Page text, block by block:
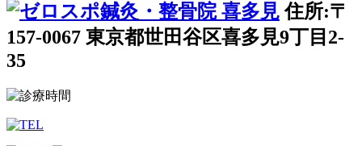
住所:〒
157-0067 東京都世田谷区喜多見9丁目2-
35